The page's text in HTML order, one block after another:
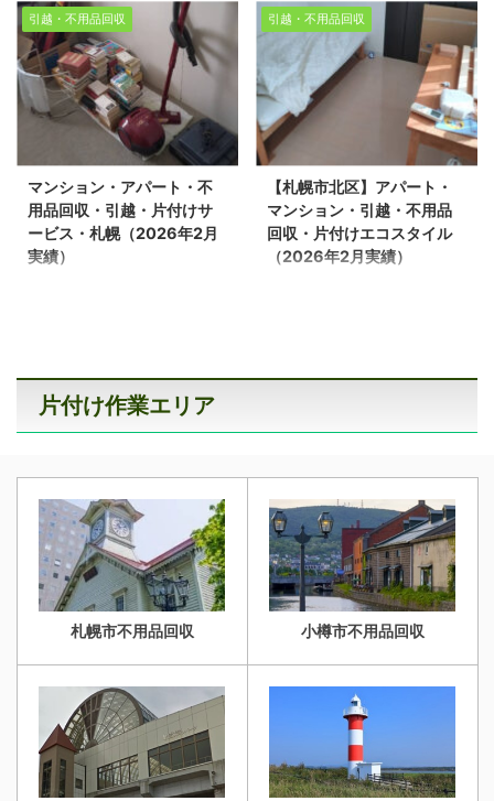
内容】 作業場所： 江差
町 作業内容： 引越しに
伴う不用品回収 間取り：
戸建3LDK スタッフ： 3
名 作業時間： 1時間 お
引越しの前後は荷造りや
各種手続きで慌ただし
く、ご自身で大型家具の
搬出や大量の不用品を処
...
ョン2LDK 今回は、お引
越しに伴う作業でしたの
で、お部屋にある家具や
生活用品を一つひとつ確
認しながら仕分けを行
い、不用品の搬出作業を
進めました。環境事業公
社と連携し、法令を遵守
した適切な処分を行って
おりますので、安心して
ション・不用品回収・片
付けエコスタイル
（2026年3月実績） 生
活応援エコスタイルで
は、不用品回収・遺品整
理・家の片付けを行って
おります。今回は、市内
のマンションにて、引越
しに伴う不用品回収作業
を環境事業公社と連携し
対応させていただきまし
家電を自分では運び出せ
ない」このようなお悩み
からご相談をいただくケ
スタッフ：3名
作
業時間：約1時間
間取
り：マンション1LDK 室
内の家具・家電・生活 ...
ション・不用品回収・片
付けエコスタイル
（2026年3月実績） 引
越しに伴う不用品回収・
片付けサービス（実績紹
介） 生活応援エコスタイ
ルでは、不用品回収・遺
品整理・家の片付けを行
っております。 今回は、
札幌市西区のマンション
にて引越しに伴う不用品
が迫っている」 「大きな
い」 このようなお悩みか
スが増えています。
スタッフ：2名
作業
時間：約1時間
間取
り：マンショ ...
引越・不用品回収
マンション・アパート・不
用品回収・引越・片付けサ
ービス・札幌（2026年2月
実績）
幌市北区で引越に伴う片
付け作業を環境事業公社
分/マンション1LDK 今回
は環境事業公社と連携
し、法令を遵守した適切
な処分を行っております
。お急ぎの片付けや、ご
自身では運び出しが難し
も、経験豊富なスタッフ
がスピーディーに解決い
たします。 不用品回収や
遺品整理の実績多数ござ
います！お客様一人ひと
引越・不用品回収
【札幌市北区】アパート・
マンション・引越・不用品
回収・片付けエコスタイル
（2026年2月実績）
て、お引越しに伴うマン
ションの不用品回収を実
施いたしました。生活応
援エコスタイルの強みで
ある「迅速な対応」を活
かし、スタッフ4名体制
か1時間でスッキリと片
付けました 。 今回は環
境事業公社と連携し、法
令を遵守した適切な処分
を行っております 。お急
片付け作業エリア
札幌市不用品回収 小樽市不用品回収